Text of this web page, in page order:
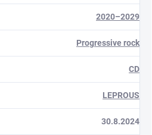
2020–2029
Progressive rock
CD
LEPROUS
30.8.2024